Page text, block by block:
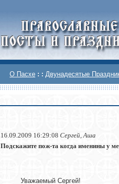
О Пасхе : : Двунадесятые
16.09.2009 16:29:08 Сергей, Аша
Подскажите пож-та когда именины у
Уважаемый Сергей!